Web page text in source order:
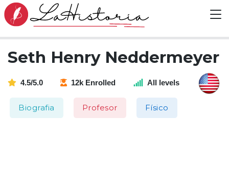
Seth Henry Neddermeyer
4.5/5.0 12k Enrolled All levels
Biografia Profesor Físico